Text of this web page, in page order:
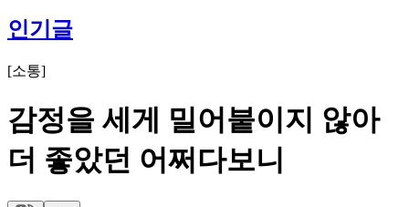
인기글
[소통]
감정을 세게 밀어붙이지 않아
더 좋았던 어쩌다보니